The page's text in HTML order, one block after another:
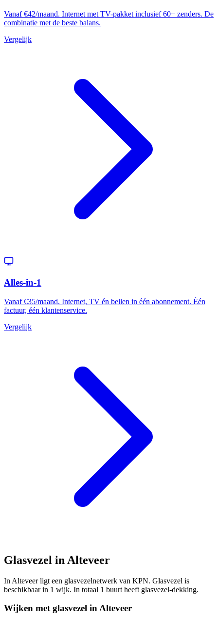
Vanaf €42/maand. Internet met TV-pakket inclusief 60+ zenders. De
combinatie met de beste balans.
Vergelijk
Alles-in-1
Vanaf €35/maand. Internet, TV én bellen in één abonnement. Één
factuur, één klantenservice.
Vergelijk
Glasvezel in Alteveer
In Alteveer ligt een glasvezelnetwerk van KPN. Glasvezel is
beschikbaar in 1 wijk. In totaal 1 buurt heeft glasvezel-dekking.
Wijken met glasvezel in Alteveer